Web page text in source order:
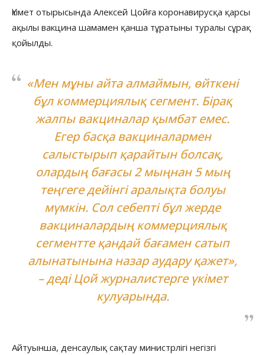
Үкімет отырысында Алексей Цойға коронавирусқа қарсы
ақылы вакцина шамамен қанша тұратыны туралы сұрақ
қойылды.
«Мен мұны айта алмаймын, өйткені
бұл коммерциялық сегмент. Бірақ
жалпы вакциналар қымбат емес.
Егер басқа вакциналармен
салыстырып қарайтын болсақ,
олардың бағасы 2 мыңнан 5 мың
теңгеге дейінгі аралықта болуы
мүмкін. Сол себепті бұл жерде
вакциналардың коммерциялық
сегментте қандай бағамен сатып
алынатынына назар аудару қажет»,
– деді Цой журналистерге үкімет
кулуарында.
Айтуынша, денсаулық сақтау министрлігі негізгі